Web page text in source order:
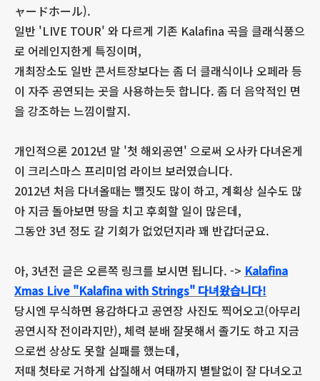
ャードホール).
일반 'LIVE TOUR' 와 다르게 기존 Kalafina 곡을 클래식풍으
로 어레인지한게 특징이며,
개최장소도 일반 콘서트장보다는 좀 더 클래식이나 오페라 등
이 자주 공연되는 곳을 사용하는듯 합니다. 좀 더 음악적인 면
을 강조하는 느낌이랄지.
개인적으론 2012년 말 '첫 해외공연' 으로써 오사카 다녀온게
이 크리스마스 프리미엄 라이브 보러였습니다.
2012년 처음 다녀올때는 뻘짓도 많이 하고, 계획상 실수도 많
아 지금 돌아보면 땅을 치고 후회할 일이 많은데,
그동안 3년 정도 갈 기회가 없었던지라 꽤 반갑더군요.
아, 3년전 글은 오른쪽 링크를 보시면 됩니다. -> Kalafina
Xmas Live "Kalafina with Strings" 다녀왔습니다!
당시엔 무식하면 용감하다고 공연장 사진도 찍어오고(아무리
공연시작 전이라지만), 체력 분배 잘못해서 졸기도 하고 지금
으로썬 상상도 못할 실패를 했는데,
저때 첫타로 거하게 삽질해서 여태까지 별탈없이 잘 다녀오고